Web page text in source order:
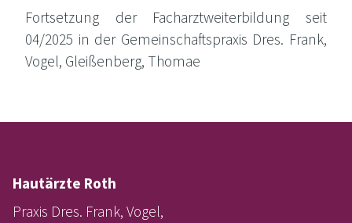
Fort­set­zung der Fach­arzt­wei­ter­bil­dung seit
04/2025 in der Gemein­schafts­pra­xis Dres. Frank,
Vogel, Glei­ßen­berg, Thomae
Hautärzte Roth
Praxis Dres. Frank, Vogel,